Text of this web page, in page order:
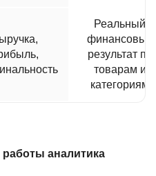
Реальный
финансовый
результат по
товарам и
категориям
аналитика